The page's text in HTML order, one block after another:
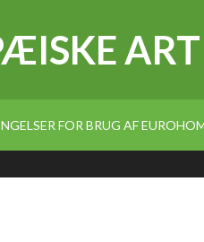
FOR BRUG AF